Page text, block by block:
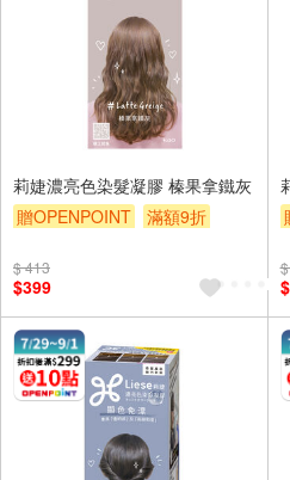
莉婕濃亮色染髮凝膠 榛果拿鐵灰
贈OPENPOINT
滿額9折
$ 413
$399